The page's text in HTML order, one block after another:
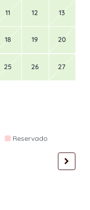
11 12 13
18 19 20
25 26 27
Reservado